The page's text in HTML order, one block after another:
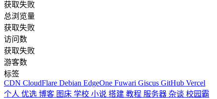
获取失败
总浏览量
获取失败
访问数
获取失败
游客数
标签
CDN CloudFlare Debian EdgeOne Fuwari Giscus GitHub Vercel
个人 优选 博客 图床 学校 小说 搭建 教程 服务器 杂谈 校园霸